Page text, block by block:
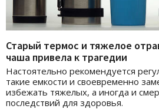
Старый термос и тяжелое
чаша привела к трагедии
Настоятельно рекомендуется
такие емкости и своевременно
избежать тяжелых, а иногда и
последствий для здоровья.